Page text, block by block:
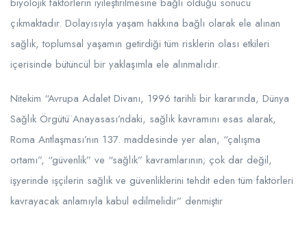
çıkmaktadır. Dolayısıyla yaşam hakkına bağlı olarak ele alınan
sağlık, toplumsal yaşamın getirdiği tüm risklerin olası etkileri
içerisinde bütüncül bir yaklaşımla ele alınmalıdır.
Nitekim “Avrupa Adalet Divanı, 1996 tarihli bir kararında, Dünya
Sağlık Örgütü̈ Anayasası’ndaki, sağlık kavramını esas alarak,
Roma Antlaşması’nın 137. maddesinde yer alan, “çalışma
ortamı”, “güvenlik” ve “sağlık” kavramlarının; çok dar değil,
işyerinde işçilerin sağlık ve güvenliklerini tehdit eden tüm faktörleri
kavrayacak anlamıyla kabul edilmelidir” denmiştir